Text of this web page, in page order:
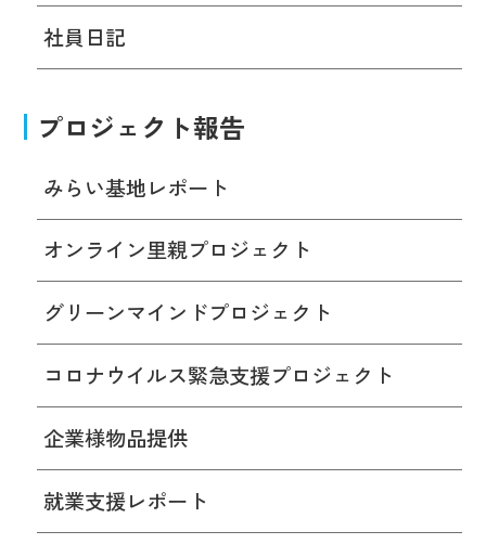
社員日記
プロジェクト報告
みらい基地レポート
オンライン里親プロジェクト
グリーンマインドプロジェクト
コロナウイルス緊急支援プロジェクト
企業様物品提供
就業支援レポート